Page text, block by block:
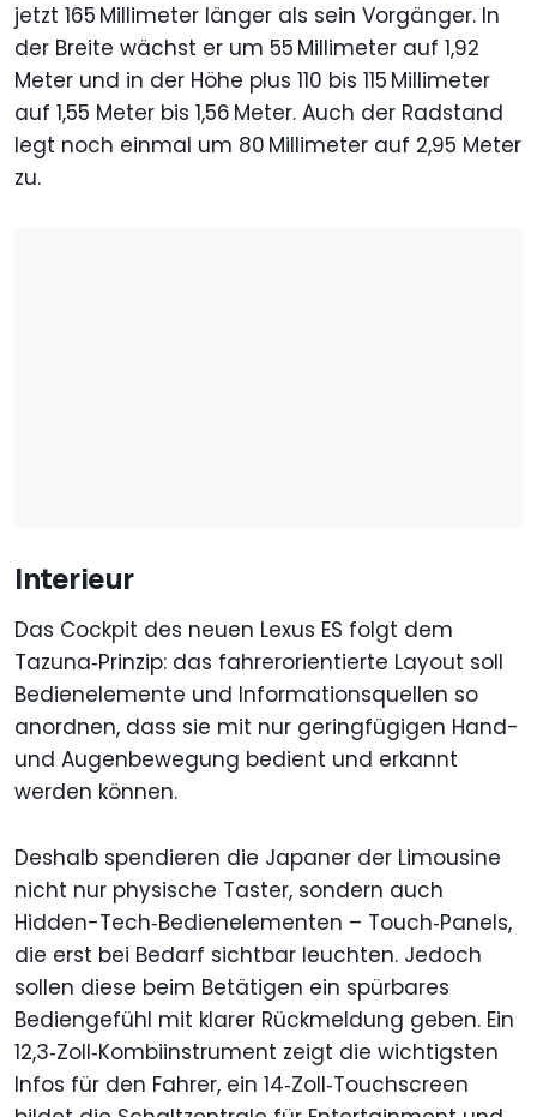
jetzt 165 Millimeter länger als sein Vorgänger. In
der Breite wächst er um 55 Millimeter auf 1,92
Meter und in der Höhe plus 110 bis 115 Millimeter
auf 1,55 Meter bis 1,56 Meter. Auch der Radstand
legt noch einmal um 80 Millimeter auf 2,95 Meter
zu.
Interieur
Das Cockpit des neuen Lexus ES folgt dem
Tazuna‑Prinzip: das fahrerorientierte Layout soll
Bedienelemente und Informationsquellen so
anordnen, dass sie mit nur geringfügigen Hand-
und Augenbewegung bedient und erkannt
werden können.
Deshalb spendieren die Japaner der Limousine
nicht nur physische Taster, sondern auch
Hidden-Tech‑Bedienelementen – Touch‑Panels,
die erst bei Bedarf sichtbar leuchten. Jedoch
sollen diese beim Betätigen ein spürbares
Bediengefühl mit klarer Rückmeldung geben. Ein
12,3‑Zoll‑Kombiinstrument zeigt die wichtigsten
Infos für den Fahrer, ein 14‑Zoll‑Touchscreen